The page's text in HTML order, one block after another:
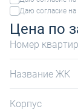
Даю согласие на
Цена по
Номер
Название ЖК
Корпус